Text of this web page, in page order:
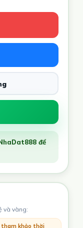
để
và vàng:
tham khảo thời